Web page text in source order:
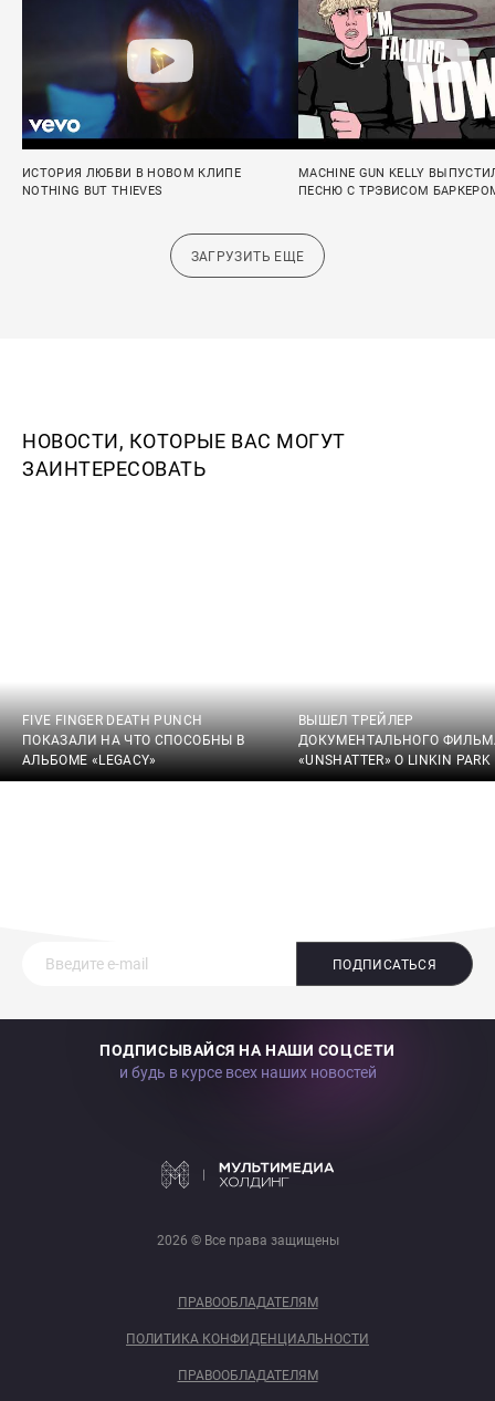
ИСТОРИЯ ЛЮБВИ В НОВОМ КЛИПЕ
NOTHING BUT THIEVES
MACHINE GUN KELLY
ПЕСНЮ С ТРЭВИСОМ
ЗАГРУЗИТЬ ЕЩЕ
НОВОСТИ, КОТОРЫЕ ВАС МОГУТ
ЗАИНТЕРЕСОВАТЬ
FIVE FINGER DEATH PUNCH
ПОКАЗАЛИ НА ЧТО СПОСОБНЫ В
АЛЬБОМЕ «LEGACY»
ВЫШЕЛ ТРЕЙЛЕР
ДОКУМЕНТАЛЬНОГО
«UNSHATTER» О LINKIN PARK
ПОДПИСАТЬСЯ
ПОДПИСЫВАЙСЯ НА НАШИ СОЦСЕТИ
и будь в курсе всех наших новостей
2026 © Все права защищены
ПРАВООБЛАДАТЕЛЯМ
ПОЛИТИКА КОНФИДЕНЦИАЛЬНОСТИ
ПРАВООБЛАДАТЕЛЯМ